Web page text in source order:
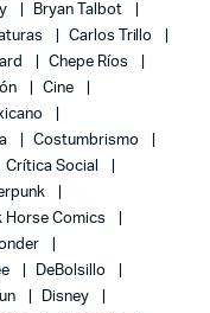
Bryan Talbot
Carlos Trillo
Chepe Ríos
Cine
Costumbrismo
Crítica Social
Horse Comics
DeBolsillo
Disney